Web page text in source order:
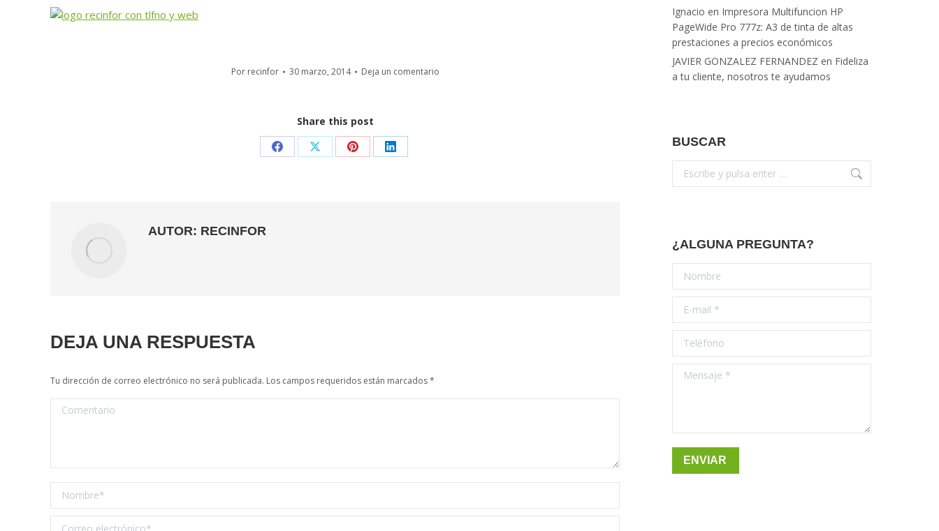
Por recinfor 30 marzo, 2014 Deja un comentario
Share this post
Share Share Share Share
AUTOR: RECINFOR
DEJA UNA RESPUESTA
Tu dirección de correo electrónico no será publicada. Los campos requeridos están marcados*
Comentario
Nombre *
Correo electrónico *
Ignacio en Impresora Multifuncion HP
PageWide Pro 777z: A3 de tinta de altas
prestaciones a precios económicos
JAVIER GONZALEZ FERNANDEZ en Fideliza
a tu cliente, nosotros te ayudamos
BUSCAR
Buscar:
¿ALGUNA PREGUNTA?
Nombre
E-mail *
Teléfono
Mensaje *
ENVIAR